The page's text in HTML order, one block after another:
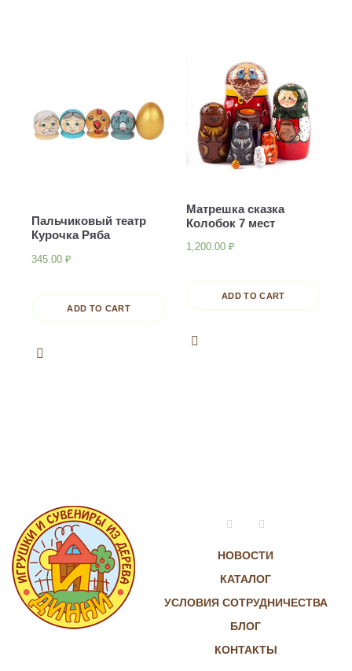
Пальчиковый театр
Курочка Ряба
345.00 ₽
ADD TO CART
Матрешка сказка
Колобок 7 мест
1,200.00 ₽
ADD TO CART
НОВОСТИ
КАТАЛОГ
УСЛОВИЯ СОТРУДНИЧЕСТВА
БЛОГ
КОНТАКТЫ
VkontakteInstagram